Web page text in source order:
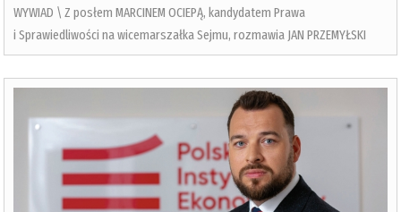
WYWIAD \ Z posłem MARCINEM OCIEPĄ, kandydatem Prawa
i Sprawiedliwości na wicemarszałka Sejmu, rozmawia JAN PRZEMYŁSKI